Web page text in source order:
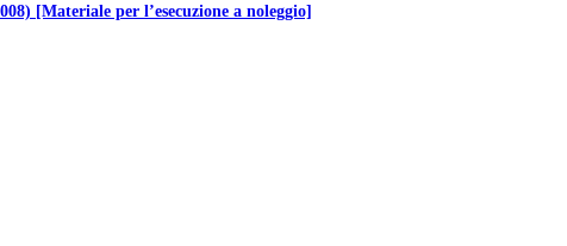
[Materiale per l’esecuzione a noleggio]